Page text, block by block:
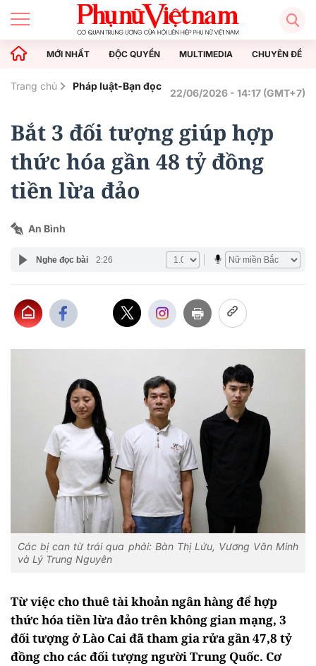
MỚI NHẤT ĐỘC QUYỀN MULTIMEDIA CHUYÊN ĐỀ
Trang chủ Pháp luật-Bạn đọc
22/06/2026 - 14:17 (GMT+7)
Bắt 3 đối tượng giúp hợp
thức hóa gần 48 tỷ đồng
tiền lừa đảo
An Bình
Nghe đọc bài 2:26
Các bị can từ trái qua phải: Bàn Thị Lứu, Vương Văn Minh
và Lý Trung Nguyên
Từ việc cho thuê tài khoản ngân hàng để hợp
thức hóa tiền lừa đảo trên không gian mạng, 3
đối tượng ở Lào Cai đã tham gia rửa gần 47,8 tỷ
đồng cho các đối tượng người Trung Quốc. Cơ